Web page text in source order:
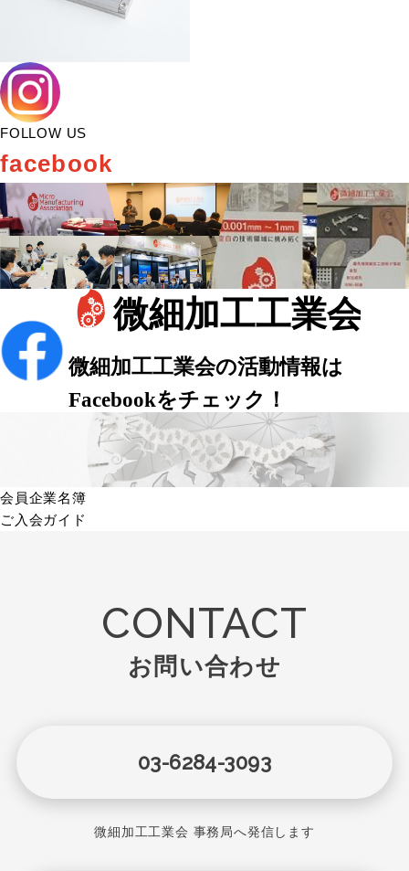
FOLLOW US
facebook
会員企業名簿
ご入会ガイド
CONTACT
お問い合わせ
03-6284-3093
微細加工工業会 事務局へ発信します